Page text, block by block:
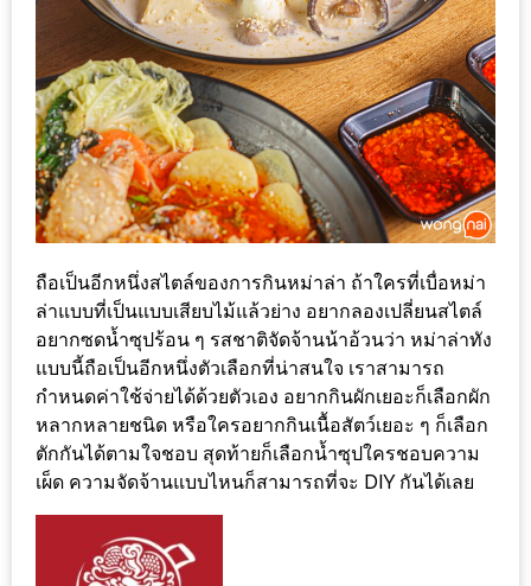
เด็ด
สำหรับ
คุณ
แม่
ที่รัก
2560
สบาย
ใจ๋…
สไตล์
นิมมาน
(ดี
คอน
โด
นิม)
เชียงใหม่
ส่วนลด
ถือเป็นอีกหนึ่งสไตล์ของการกินหม่าล่า ถ้าใครที่เบื่อหม่า
ล่าแบบที่เป็นแบบเสียบไม้แล้วย่าง อยากลองเปลี่ยนสไตล์
อยากซดน้ำซุปร้อน ๆ รสชาติจัดจ้านน้าอ้วนว่า หม่าล่าทัง
แบบนี้ถือเป็นอีกหนึ่งตัวเลือกที่น่าสนใจ เราสามารถ
กำหนดค่าใช้จ่ายได้ด้วยตัวเอง อยากกินผักเยอะก็เลือกผัก
หลากหลายชนิด หรือใครอยากกินเนื้อสัตว์เยอะ ๆ ก็เลือก
ตักกันได้ตามใจชอบ สุดท้ายก็เลือกน้ำซุปใครชอบความ
เผ็ด ความจัดจ้านแบบไหนก็สามารถที่จะ DIY กันได้เลย